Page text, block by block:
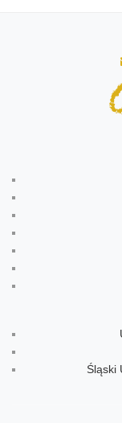
Śląski